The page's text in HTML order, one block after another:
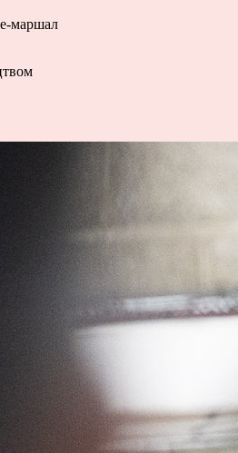
маршал